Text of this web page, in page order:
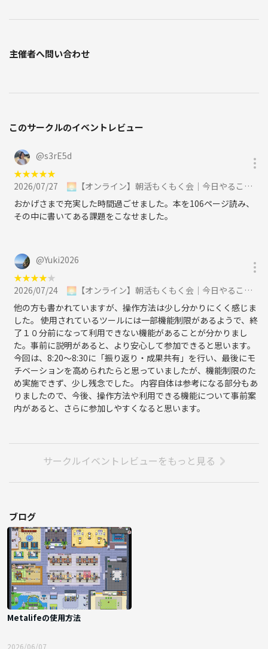
主催者へ問い合わせ
このサークルのイベントレビュー
@s3rE5d
★★★★★
2026/07/27
🌅【オンライン】朝活もくもく会｜今日やることを宣言して集中する90分に参加
おかげさまで充実した時間過ごせました。本を106ページ読み、
その中に書いてある課題をこなせました。
@Yuki2026
★★★★★
2026/07/24
🌅【オンライン】朝活もくもく会｜今日やることを宣言して集中する90分に参加
他の方も書かれていますが、操作方法は少し分かりにくく感じま
した。 使用されているツールには一部機能制限があるようで、終
了１０分前になって利用できない機能があることが分かりまし
た。事前に説明があると、より安心して参加できると思います。
今回は、8:20〜8:30に「振り返り・成果共有」を行い、最後にモ
チベーションを高められたらと思っていましたが、機能制限のた
め実施できず、少し残念でした。 内容自体は参考になる部分もあ
りましたので、今後、操作方法や利用できる機能について事前案
内があると、さらに参加しやすくなると思います。
サークルイベントレビューをもっと見る
ブログ
Metalifeの使用方法
2026/06/07